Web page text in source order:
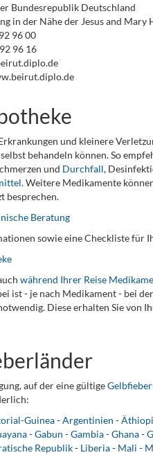
Bundesrepublik Deutschland
in der Nähe der Jesus and
96 00
96 16
und kleinere
behandeln können. So
und Durchfall,
. Weitere Medikamente
besprechen.
Beratung
sowie eine Checkliste für
während Ihrer Reise
ist - je nach Medikament - bei
Diese erhalten Sie von
auf der eine gültige
Guinea-Argentinien -
-Gabun -Gambia-Ghana-
Republik- Liberia- Mali -